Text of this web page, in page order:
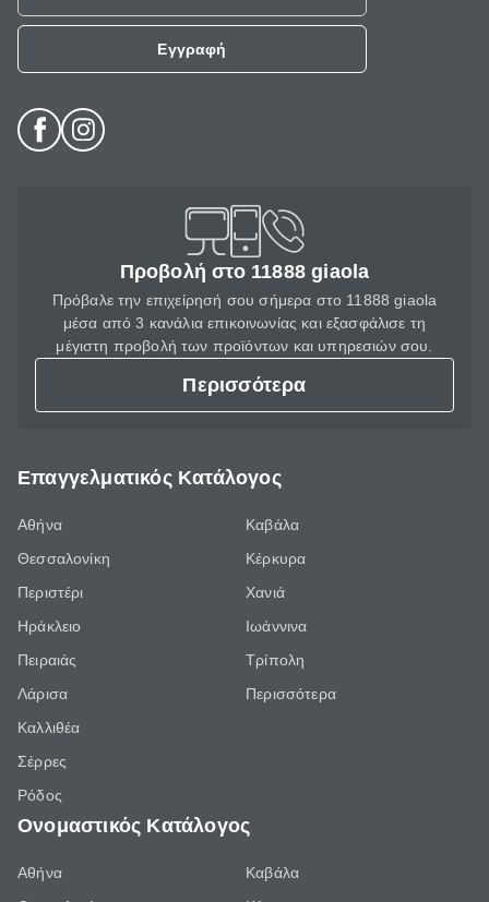
Εγγραφή
Προβολή στο 11888 giaola
Πρόβαλε την επιχείρησή σου σήμερα στο 11888 giaola
μέσα από 3 κανάλια επικοινωνίας και εξασφάλισε τη
μέγιστη προβολή των προϊόντων και υπηρεσιών σου.
Περισσότερα
Επαγγελματικός Κατάλογος
Αθήνα
Θεσσαλονίκη
Περιστέρι
Ηράκλειο
Πειραιάς
Λάρισα
Καλλιθέα
Σέρρες
Ρόδος
Καβάλα
Κέρκυρα
Χανιά
Ιωάννινα
Τρίπολη
Περισσότερα
Ονομαστικός Κατάλογος
Αθήνα
Καβάλα